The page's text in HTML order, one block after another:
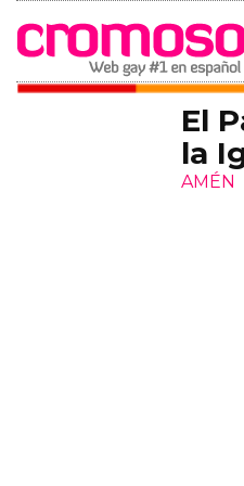
El
la
AMÉN